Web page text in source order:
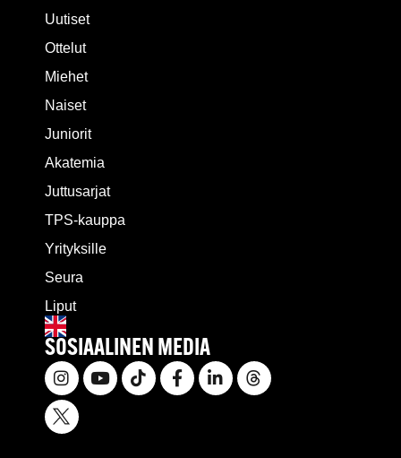
Uutiset
Ottelut
Miehet
Naiset
Juniorit
Akatemia
Juttusarjat
TPS-kauppa
Yrityksille
Seura
Liput
SOSIAALINEN MEDIA